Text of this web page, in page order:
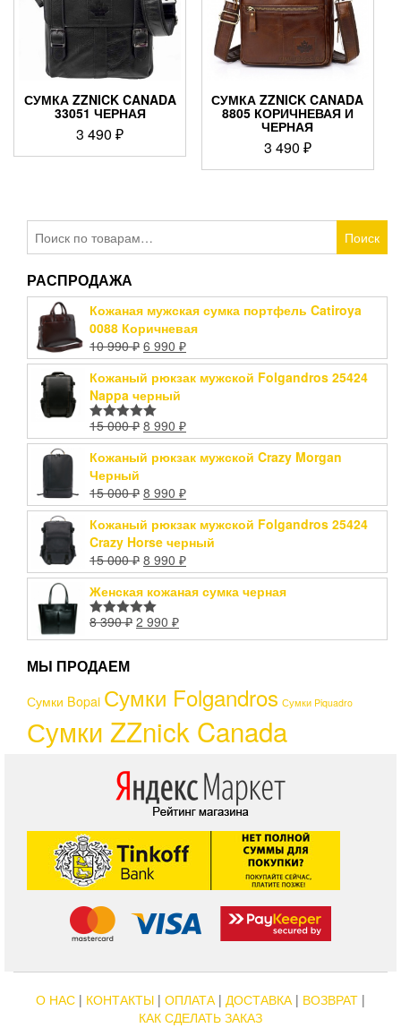
СУМКА ZZNICK CANADA
33051 ЧЕРНАЯ
3 490₽
СУМКА ZZNICK CANADA
8805 КОРИЧНЕВАЯ И
ЧЕРНАЯ
3 490 ₽
Поиск
РАСПРОДАЖА
Кожаная мужская сумка портфель Catiroya
0088 Коричневая
10 990₽ 6 990 ₽
Кожаный рюкзак мужской Folgandros 25424
Nappa черный
Оценка5.00
из 5
15 000₽ 8 990 ₽
Кожаный рюкзак мужской Crazy Morgan
Черный
15 000₽ 8 990 ₽
Кожаный рюкзак мужской Folgandros 25424
Crazy Horse черный
15 000₽ 8 990 ₽
Женская кожаная сумка черная
Оценка 5.00
из 5
8 390₽ 2 990 ₽
МЫ ПРОДАЕМ
Сумки Bopai Сумки Folgandros Сумки Piquadro
Сумки ZZnick Canada
О НАС | КОНТАКТЫ | ОПЛАТА | ДОСТАВКА | ВОЗВРАТ |
КАК СДЕЛАТЬ ЗАКАЗ